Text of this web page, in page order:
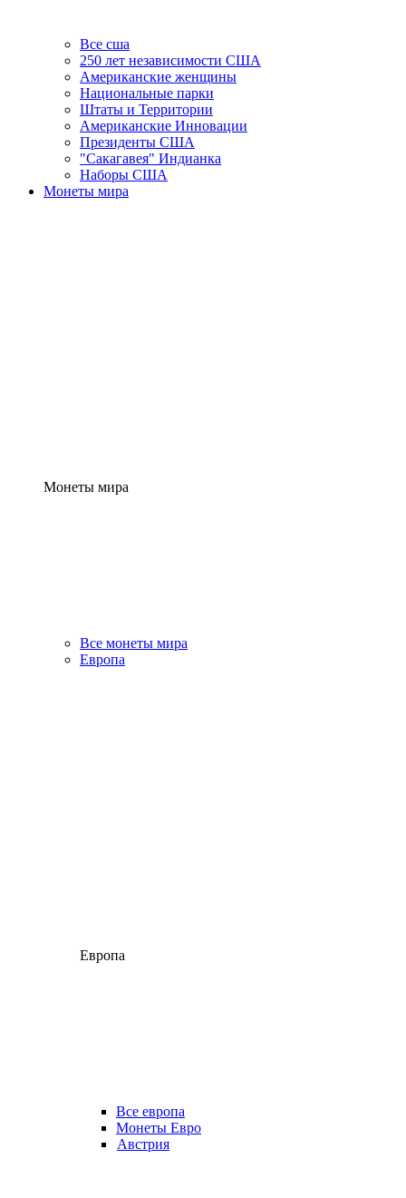
Все сша
250 лет независимости США
Американские женщины
Национальные парки
Штаты и Территории
Американские Инновации
Президенты США
"Сакагавея" Индианка
Наборы США
Монеты мира
Монеты мира
Все монеты мира
Европа
Европа
Все европа
Монеты Евро
Австрия